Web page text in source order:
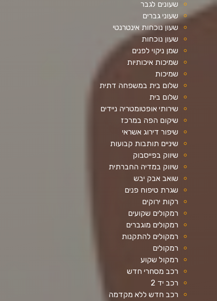
שעונים לגבר
שעוני גברים
שעון נוכחות אינטרנטי
שעון נוכחות
שמן ניקוי לפנים
שמיכות איכותיות
שמיכות
שלום בית במשפחה דתית
שלום בית
שירותי אופטומטריה ניידים
שיקום הפה במרכז
שיפור דירוג אשראי
שיניים תותבות קבועות
שיווק בפייסבוק
שיווק במדיה החברתית
שואב אבק יבש
שגרת טיפוח פנים
רקות ירוקים
רמקולים שקועים
רמקולים מוגברים
רמקולים להתקנות
רמקולים
רמקול שקוע
רכב מסחרי חדש
רכב יד 2
רכב חדש ללא מקדמה